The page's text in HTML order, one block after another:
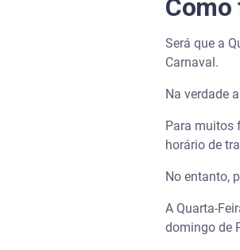
Como
Será que a
Carnaval.
Na verdade
Para muitos
horário de
No entanto,
A Quarta-
domingo de